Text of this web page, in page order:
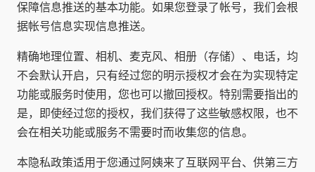
保障信息推送的基本功能。如果您登录了帐号，我们会根
据帐号信息实现信息推送。
精确地理位置、相机、麦克风、相册（存储）、电话，均
不会默认开启，只有经过您的明示授权才会在为实现特定
功能或服务时使用，您也可以撤回授权。特别需要指出的
是，即使经过您的授权，我们获得了这些敏感权限，也不
会在相关功能或服务不需要时而收集您的信息。
本隐私政策适用于您通过阿姨来了互联网平台、供第三方